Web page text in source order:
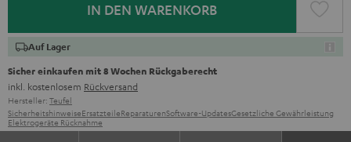
IN DEN WARENKORB
Auf Lager
Sicher einkaufen mit 8 Wochen Rückgaberecht
inkl. kostenlosem Rückversand
Hersteller: Teufel
SicherheitshinweiseErsatzteileReparaturenSoftware-UpdatesGesetzliche Gewährleistung
Elektrogeräte Rücknahme